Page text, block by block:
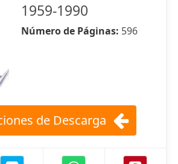
1959-1990
Número de Páginas: 596
de Descarga